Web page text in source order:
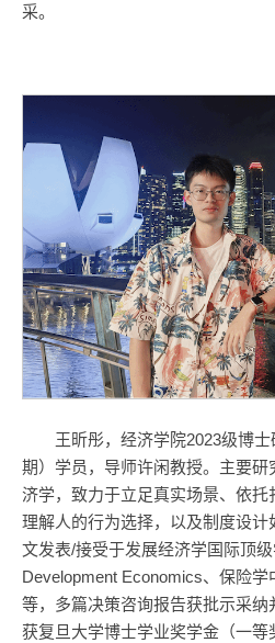
采。
王昕彤，经济学院2023级博士
期）学员，导师许闲教授。主要
济学，致力于立足真实场景、依托
理解人的行为选择，以及制度设
文发表/接受于发展经济学国际顶
Development Economics、保险学
等，多篇决策咨询报告获批示采
获复旦大学博士学业奖学金（一